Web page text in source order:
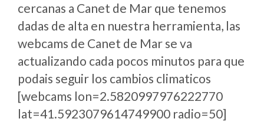
cercanas a Canet de Mar que tenemos
dadas de alta en nuestra herramienta, las
webcams de Canet de Mar se va
actualizando cada pocos minutos para que
podais seguir los cambios climaticos
[webcams lon=2.5820997976222770
lat=41.5923079614749900 radio=50]